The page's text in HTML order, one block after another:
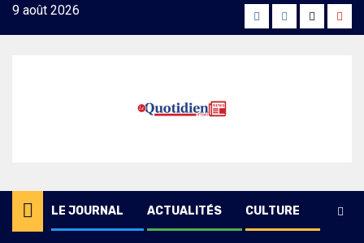
Skip9 août 2026 FacebookInstagram
Twitter
LE JOURNAL ACTUALITÉS CULTURE